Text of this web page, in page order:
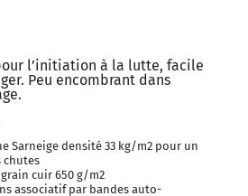
l’initiation à la lutte, facile
Peu encombrant dans
Sarneige densité 33 kg/m2 pour un
chutes
grain cuir 650 g/m2
associatif par bandes auto-